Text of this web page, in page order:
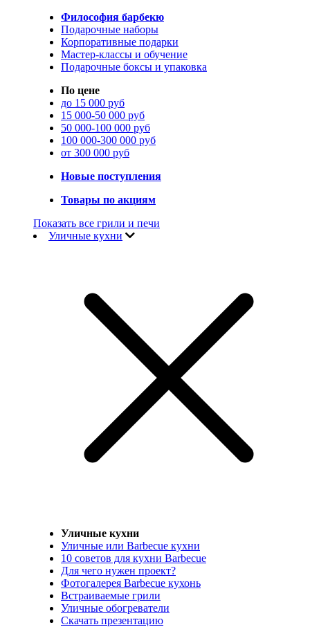
Философия барбекю
Подарочные наборы
Корпоративные подарки
Мастер-классы и обучение
Подарочные боксы и упаковка
По цене
до 15 000 руб
15 000-50 000 руб
50 000-100 000 руб
100 000-300 000 руб
от 300 000 руб
Новые поступления
Товары по акциям
Показать все грили и печи
Уличные кухни
Уличные кухни
Уличные или Barbecue кухни
10 советов для кухни Barbecue
Для чего нужен проект?
Фотогалерея Barbecue кухонь
Встраиваемые грили
Уличные обогреватели
Скачать презентацию